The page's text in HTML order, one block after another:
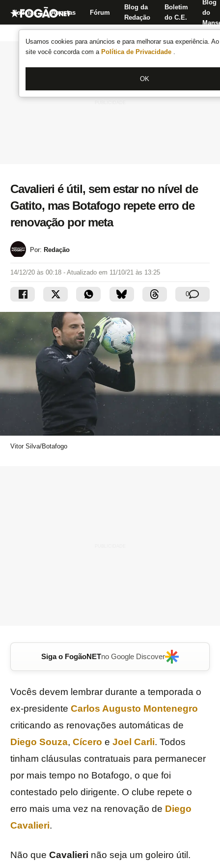
Usamos cookies para anúncios e para melhorar sua experiência.
site você concorda com a Política de Privacidade .
OK
Notícias Apostas Fórum
Blog da
Redação
Boletim
do C.E.
Blog
do
Cavalieri é útil, sem estar no nível de
Gatito, mas Botafogo repete erro de
renovação por meta
Por: Redação
14/12/20 às 00:18 - Atualizado em 11/10/21 às 13:25
0
Vitor Silva/Botafogo
Siga o FogãoNETno Google Discover
Vocês devem lembrar durante a temporada o
ex-presidente Carlos Augusto Montenegro
criticando as renovações automáticas de
Diego Souza, Cícero e Joel Carli. Todos
tinham cláusulas contratuais para permanecer
por mais tempo no Botafogo, o que foi
contestado pelo dirigente. O clube repete o
erro mais uma vez na renovação de Diego
Cavalieri.
Não que Cavalieri não seja um goleiro útil.